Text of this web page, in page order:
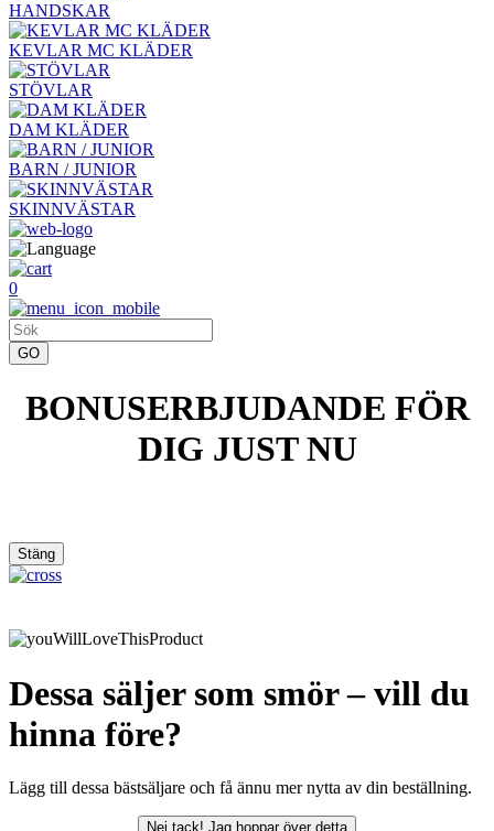
HANDSKAR
KEVLAR MC KLÄDER
STÖVLAR
DAM KLÄDER
BARN / JUNIOR
SKINNVÄSTAR
0
BONUSERBJUDANDE FÖR
DIG JUST NU
Stäng
Dessa säljer som smör – vill du
hinna före?
Lägg till dessa bästsäljare och få ännu mer nytta av din beställning.
Nej tack! Jag hoppar över detta